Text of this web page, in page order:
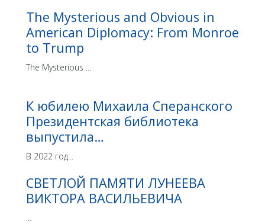
The Mysterious and Obvious in
American Diplomacy: From Monroe
to Trump
The Mysterious ...
К юбилею Михаила Сперанского
Президентская библиотека
выпустила…
В 2022 год...
СВЕТЛОЙ ПАМЯТИ ЛУНЕЕВА
ВИКТОРА ВАСИЛЬЕВИЧА
...